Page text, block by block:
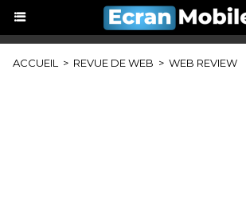
ACCUEIL > REVUE DE WEB > WEB REVIEW